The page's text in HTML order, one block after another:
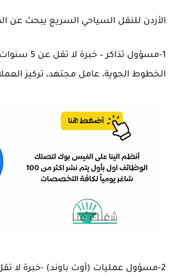
الأردن للنقل السياحي السريع يبحث عن
1-مسؤول تذاكر
الخطوط الجوية، عامل مجتهد، تركيز